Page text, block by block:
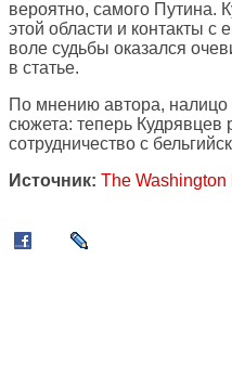
вероятно, самого Путина.
этой области и контакты
воле судьбы оказался
в статье.
По мнению автора, налицо
сюжета: теперь Кудрявцев
сотрудничество с
Источник: The Washington